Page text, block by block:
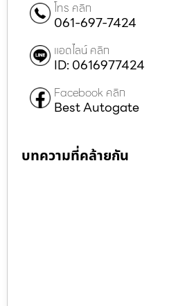
โทร คลิก
061-697-7424
แอดไลน์ คลิก
ID: 0616977424
Facebook คลิก
Best Autogate
บทความที่คล้ายกัน